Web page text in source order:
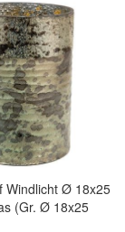
Windlicht Ø 18x25
(Gr. Ø 18x25